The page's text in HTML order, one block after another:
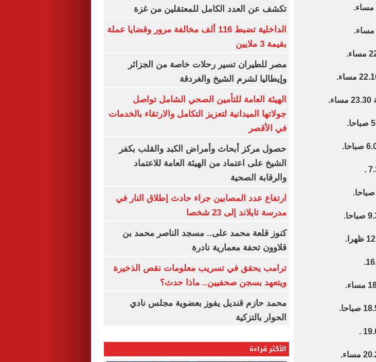
تكشف عن العدد الكامل للمعتقلين من غزة
الداخلية تضبط 116 ألف مخالفة مرور وقضايا عملة
بقيمة 3 ملايين
مصر للطيران تسير رحلات خاصة من الجزائر
وإيطاليا لشرم الشيخ والغردقة
الهيئة العامة للتأمين الصحي الشامل تواصل
جولاتها الميدانية لتعزيز التكامل والارتقاء بالخدمات
في الأقصر
حصول مركز أبحاث وأمراض الكبد والقلب بكفر
الشيخ على اعتماد من الهيئة العامة للاعتماد
والرقابة الصحية
ارتفاع عدد المصابين جراء حادث إطلاق النار في
مدرسة تايلاند إلى 23 شخصا
كنوز قلعة محمد على.. مسجد الناصر محمد بن
قلاوون تحفة معمارية نادرة
ترامب يحقق في تسريب معلومات نقص الذخيرة
ويتعهد بسجن صحفيين.. ماذا حدث؟
محمد حازم قنديل يفوز بعضوية مجلس نادي
الحوار بالتزكية
الأكثر قراءة